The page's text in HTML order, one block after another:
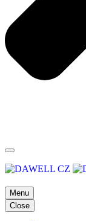
Menu
Close